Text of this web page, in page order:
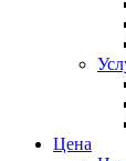
Цена